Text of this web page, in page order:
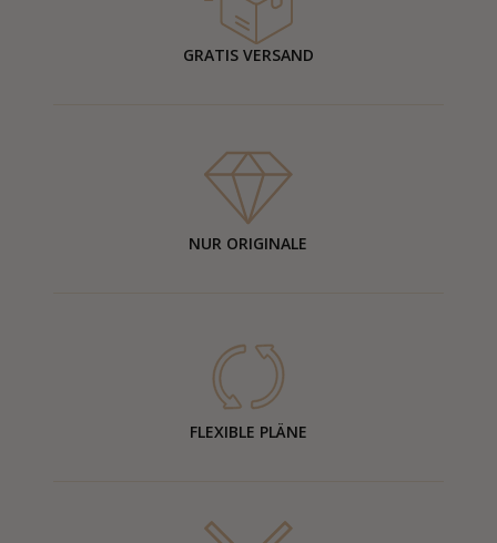
GRATIS VERSAND
NUR ORIGINALE
FLEXIBLE PLÄNE